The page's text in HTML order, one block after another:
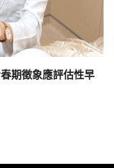
期徵象應評估性早